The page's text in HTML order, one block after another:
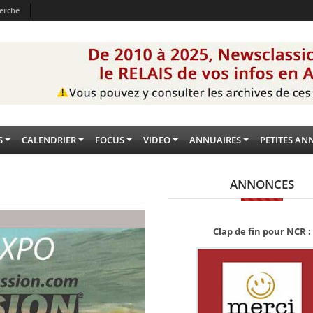
CALENDRIER FOCUS VIDEO ANNUAIRES PETITES
ANNONCES
Clap de fin pour NCR :